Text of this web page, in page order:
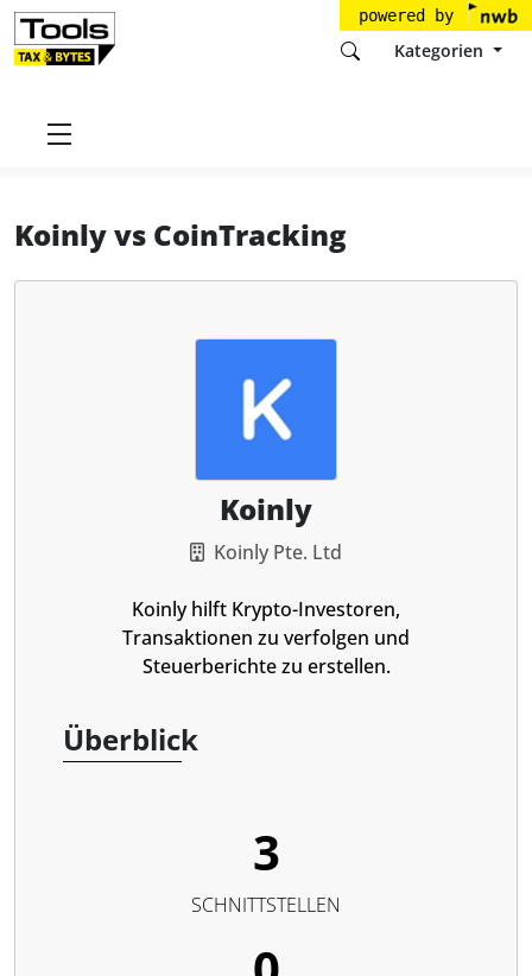
powered by
Kategorien
Startseite
Koinlyvs CoinTracking
Koinly
Koinly Pte. Ltd
Koinly hilft Krypto-Investoren,
Transaktionen zu verfolgen und
Steuerberichte zu erstellen.
Überblick
3
SCHNITTSTELLEN